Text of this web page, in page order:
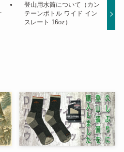
登山用水筒について（カン
テーンボトル ワイド イン
スレート 16oz）